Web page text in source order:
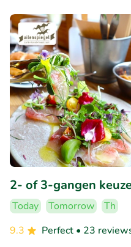
2- of 3-gangen
Today Tomorrow
Th
9.3
Perfect • 23